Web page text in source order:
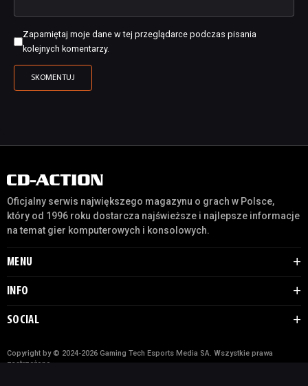
Zapamiętaj moje dane w tej przeglądarce podczas pisania
kolejnych komentarzy.
Oficjalny serwis największego magazynu o grach w Polsce,
który od 1996 roku dostarcza najświeższe i najlepsze informacje
na temat gier komputerowych i konsolowych.
MENU
INFO
SOCIAL
Copyright by © 2024-2026 Gaming Tech Esports Media SA. Wszystkie prawa
zastrzeżone.